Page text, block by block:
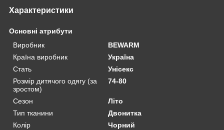
Характеристики
Основні атрибути
Виробник
BEWARM
Країна виробник
Україна
Стать
Унісекс
Розмір дитячого одягу (за
зростом)
74-80
Сезон
Літо
Тип тканини
Двонитка
Колір
Чорний